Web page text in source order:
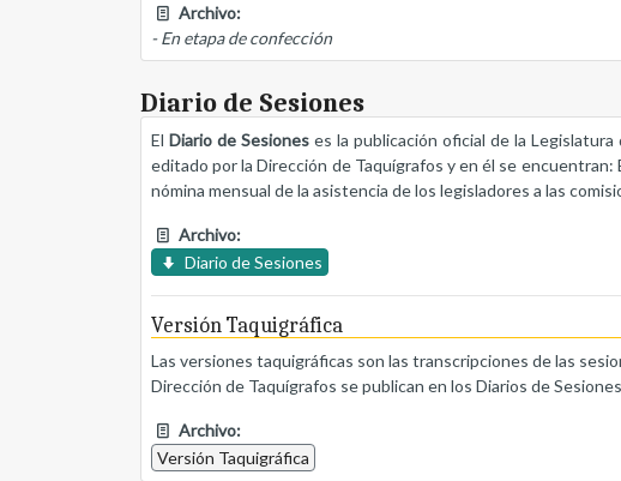
Archivo:
- En etapa de confección
Diario de Sesiones
ElDiario de Sesiones es la publicación oficial de la
editado por la Dirección de Taquígrafos y en él se
nómina mensual de la asistencia de los legisladores a las
Archivo:
Diario de Sesiones
Versión Taquigráfica
Las versiones taquigráficas son las transcripciones de las
Dirección de Taquígrafos se publican en los Diarios de
Archivo:
Versión Taquigráfica